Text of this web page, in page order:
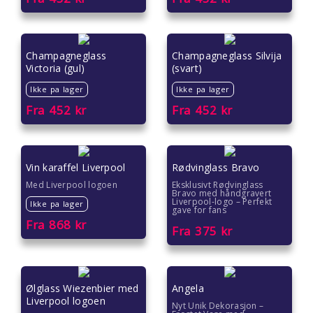
Gaver til kvinner
Gaver til lærere
Gaver til mamma
Gaver til menn
Gaver til pappa
Gaver til pedagoger
Gaver til samarbeidspartnere
Gaver til søstre
Gaver til tanter
Champagneglass
Victoria (gul)
Ikke pa lager
Fra 452 kr
Champagneglass Silvija
(svart)
Ikke pa lager
Fra 452 kr
Vin karaffel Liverpool
Med Liverpool logoen
Ikke pa lager
Fra 868 kr
Rødvinglass Bravo
Eksklusivt Rødvinglass
Bravo med håndgravert
Liverpool-logo – Perfekt
gave for fans
Fra 375 kr
Ølglass Wiezenbier med
Liverpool logoen
Angela
Nyt Unik Dekorasjon –